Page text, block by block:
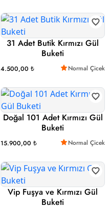
31 Adet Butik Kırmızı Gül
Buketi
4.500,00 ₺ Normal Çicek
Doğal 101 Adet Kırmızı Gül
Buketi
15.900,00 ₺ Normal Çicek
Vip Fuşya ve Kırmızı Gül
Buketi